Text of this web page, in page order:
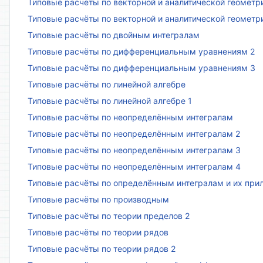
Типовые расчёты по векторной и аналитической
Типовые расчёты по векторной и аналитической
Типовые расчёты по двойным интегралам
Типовые расчёты по дифференциальным уравнениям 2
Типовые расчёты по дифференциальным уравнениям 3
Типовые расчёты по линейной алгебре
Типовые расчёты по линейной алгебре 1
Типовые расчёты по неопределённым интегралам
Типовые расчёты по неопределённым интегралам 2
Типовые расчёты по неопределённым интегралам 3
Типовые расчёты по неопределённым интегралам 4
Типовые расчёты по определённым интегралам и их
Типовые расчёты по производным
Типовые расчёты по теории пределов 2
Типовые расчёты по теории рядов
Типовые расчёты по теории рядов 2